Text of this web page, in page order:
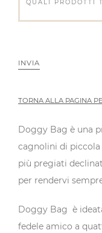
INVIA
TORNA ALLA PAGINA
Doggy Bag è una
cagnolini di piccola
più pregiati
per rendervi
Doggy Bag è
fedele amico a